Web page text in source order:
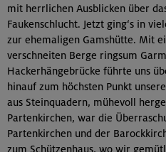
mit herrlichen Ausblicken über
Faukenschlucht. Jetzt ging‘s in
zur ehemaligen Gamshütte. Mit
verschneiten Berge ringsum
Hackerhängebrücke führte uns
hinauf zum höchsten Punkt
aus Steinquadern, mühevoll
Partenkirchen, war die
Partenkirchen und der
zum Schützenhaus, wo wir